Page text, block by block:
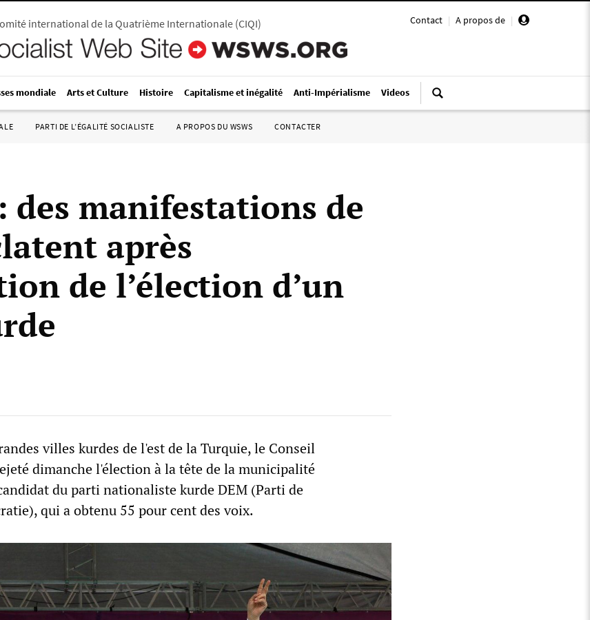
Contact | A propos de |
international de la Quatrième Internationale(CIQI)
mondiale Arts et Culture Histoire Capitalisme et inégalité Anti-Impérialisme Videos
PARTI DE L’ÉGALITÉ SOCIALISTE A PROPOS DU WSWS CONTACTER
des manifestations de
après
de l’élection d’un
villes kurdes de l'est de la Turquie, le Conseil
dimanche l'élection à la tête de la municipalité
du parti nationaliste kurde DEM (Parti de
qui a obtenu 55 pour cent des voix.